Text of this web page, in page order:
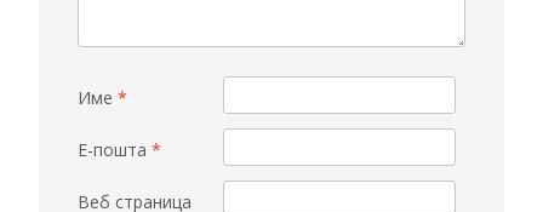
Име *
Е-пошта *
Веб страница